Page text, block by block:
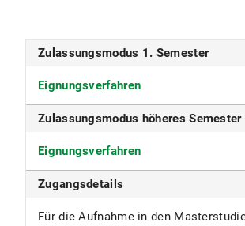
Studiensprache
Englisch
Fakultät
Sozialwissenschaftliche Fakultät
Fächergruppe
Rechts-, Wirtschafts- und
Zulassungsmodus 1. Semester
Eignungsverfahren
Zulassungsmodus höheres Semester
Eignungsverfahren
Zugangsdetails
Für die Aufnahme in den